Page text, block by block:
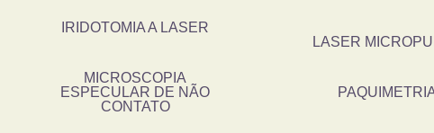
IRIDOTOMIA A LASER
MICROSCOPIA
ESPECULAR DE NÃO
CONTATO
LASER